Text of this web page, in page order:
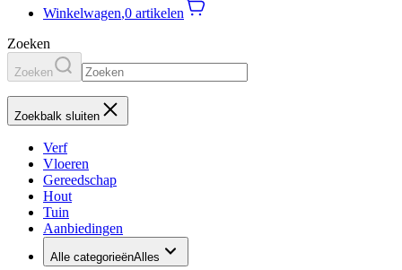
Winkelwagen,0 artikelen
Zoeken
Zoeken
Zoekbalk sluiten
Verf
Vloeren
Gereedschap
Hout
Tuin
Aanbiedingen
Alle categorieënAlles